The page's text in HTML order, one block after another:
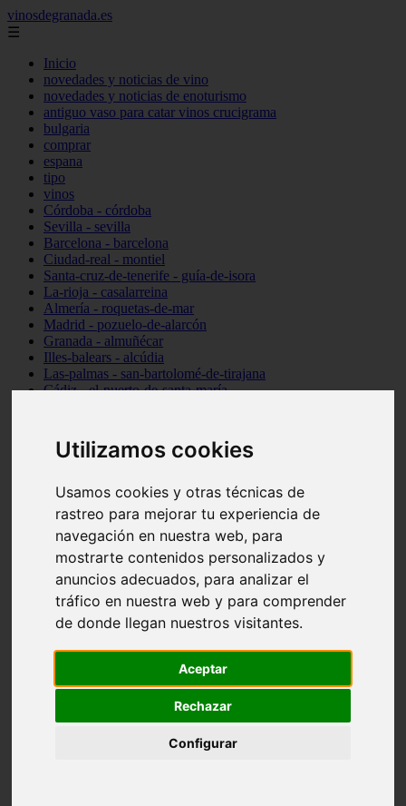
Utilizamos cookies
Usamos cookies y otras técnicas de
rastreo para mejorar tu experiencia de
navegación en nuestra web, para
mostrarte contenidos personalizados y
anuncios adecuados, para analizar el
tráfico en nuestra web y para comprender
de donde llegan nuestros visitantes.
Aceptar
Rechazar
Configurar
vinosdegranada.es
☰
Inicio
novedades y noticias de vino
novedades y noticias de enoturismo
antiguo vaso para catar vinos crucigrama
bulgaria
comprar
espana
tipo
vinos
Córdoba - córdoba
Sevilla - sevilla
Barcelona - barcelona
Ciudad-real - montiel
Santa-cruz-de-tenerife - guía-de-isora
La-rioja - casalarreina
Almería - roquetas-de-mar
Madrid - pozuelo-de-alarcón
Granada - almuñécar
Illes-balears - alcúdia
Las-palmas - san-bartolomé-de-tirajana
Cádiz - el-puerto-de-santa-maría
Santa-cruz-de-tenerife - los-llanos-de-aridane
Cantabria - suances
Granada - monachil
Huesca - isábena
Huesca - alquézar
Huesca - castejón-de-sos
Sevilla - marinaleda
Córdoba - almedinilla
Navarra - zangoza
Cantabria - arenas-de-iguña
Barcelona - la-pobla-de-lillet
Las-palmas - yaiza
Valladolid - fuensaldaña